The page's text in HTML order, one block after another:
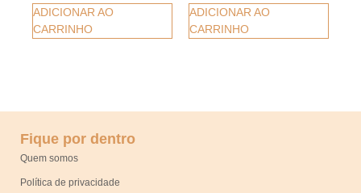
ADICIONAR AO
CARRINHO
ADICIONAR AO
CARRINHO
Fique por dentro
Quem somos
Política de privacidade